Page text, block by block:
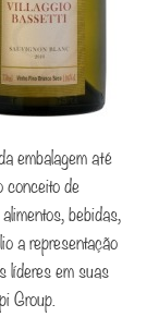
embalagem até
conceito de
bebidas,
a representação
líderes em suas
Group.